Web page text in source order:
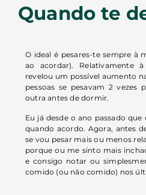
Quando te
O ideal é pesares-te sempre à
ao acordar). Relativamente
revelou um possível aumento
pessoas se pesavam 2
outra antes de dormir.
Eu já desde o ano passado
quando acordo. Agora, antes
se vou pesar mais ou menos
porque ou me sinto mais
e consigo notar ou
comido (ou não comido) nos